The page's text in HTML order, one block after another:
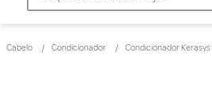
Cabelo Condicionador Condicionador Kerasys